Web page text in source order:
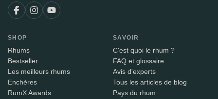
SHOP
Rhums
Bestseller
Les meilleurs rhums
Enchères
RumX Awards
SAVOIR
C'est quoi le rhum ?
FAQ et glossaire
Avis d'experts
Tous les articles de blog
Pays du rhum